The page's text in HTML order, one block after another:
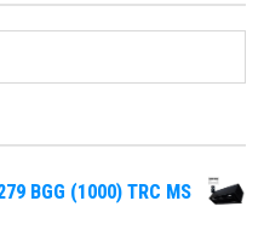
BGG (1000) TRC MS